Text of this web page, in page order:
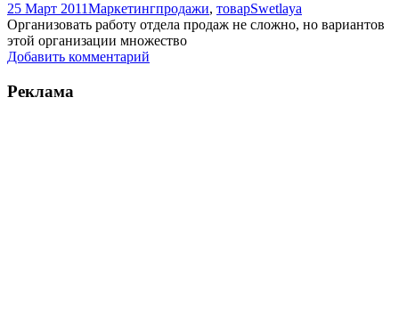
25 Март 2011Маркетингпродажи, товарSwetlaya
Организовать работу отдела продаж не сложно, но вариантов
этой организации множество
Добавить комментарий
Реклама